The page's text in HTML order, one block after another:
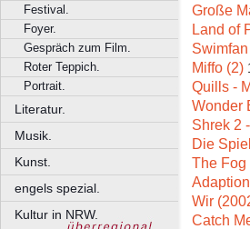
Festival.
Foyer.
Gespräch zum Film.
Roter Teppich.
Portrait.
Literatur.
Musik.
Kunst.
engels spezial.
Kultur in NRW.
Große
Land of
Miffo (2)
Quills -
Wonder
Shrek 2
Die
The Fog
Wir
Catch